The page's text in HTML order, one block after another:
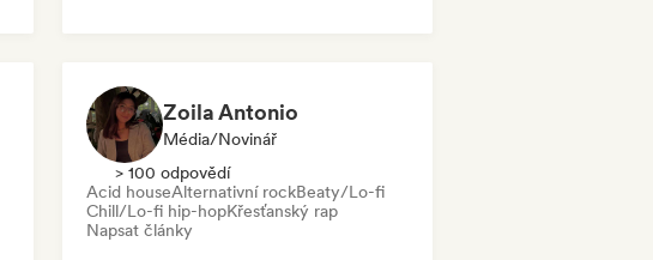
Zoila Antonio
Média/novinář
> 100 odpovědí
Acid houseAlternativní rockBeaty/Lo-fi
Chill/Lo-fi hip-hopKřesťanský rap
Napsat články